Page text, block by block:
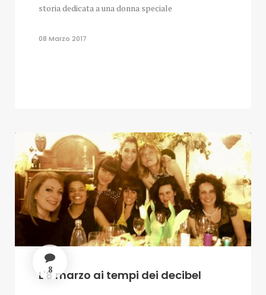
storia dedicata a una donna speciale
08 Marzo 2017
8
L'8 marzo ai tempi dei decibel